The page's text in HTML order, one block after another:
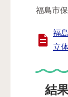
福島市
福
立
結